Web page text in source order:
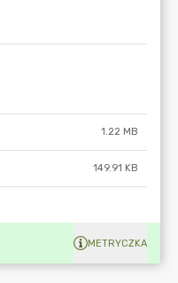
1.22 MB
149.91 KB
METRYCZKA